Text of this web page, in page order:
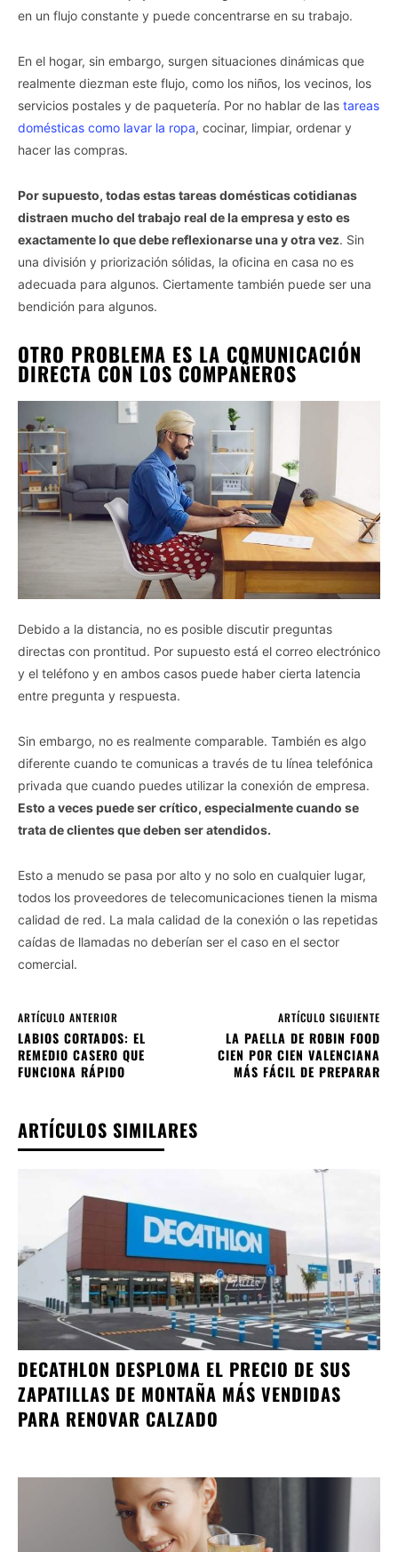
en un flujo constante y puede concentrarse en su trabajo.
En el hogar, sin embargo, surgen situaciones dinámicas que
realmente diezman este flujo, como los niños, los vecinos, los
servicios postales y de paquetería. Por no hablar de las tareas
domésticas como lavar la ropa, cocinar, limpiar, ordenar y
hacer las compras.
Por supuesto, todas estas tareas domésticas cotidianas
distraen mucho del trabajo real de la empresa y esto es
exactamente lo que debe reflexionarse una y otra vez. Sin
una división y priorización sólidas, la oficina en casa no es
adecuada para algunos. Ciertamente también puede ser una
bendición para algunos.
OTRO PROBLEMA ES LA COMUNICACIÓN
DIRECTA CON LOS COMPAÑEROS
Debido a la distancia, no es posible discutir preguntas
directas con prontitud. Por supuesto está el correo electrónico
y el teléfono y en ambos casos puede haber cierta latencia
entre pregunta y respuesta.
Sin embargo, no es realmente comparable. También es algo
diferente cuando te comunicas a través de tu línea telefónica
privada que cuando puedes utilizar la conexión de empresa.
Esto a veces puede ser crítico, especialmente cuando se
trata de clientes que deben ser atendidos.
Esto a menudo se pasa por alto y no solo en cualquier lugar,
todos los proveedores de telecomunicaciones tienen la misma
calidad de red. La mala calidad de la conexión o las repetidas
caídas de llamadas no deberían ser el caso en el sector
comercial.
ARTÍCULO ANTERIOR
LABIOS CORTADOS: EL
REMEDIO CASERO QUE
FUNCIONA RÁPIDO
ARTÍCULO SIGUIENTE
LA PAELLA DE ROBIN FOOD
CIEN POR CIEN VALENCIANA
MÁS FÁCIL DE PREPARAR
ARTÍCULOS SIMILARES
DECATHLON DESPLOMA EL PRECIO DE SUS
ZAPATILLAS DE MONTAÑA MÁS VENDIDAS
PARA RENOVAR CALZADO